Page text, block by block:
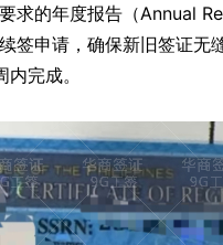
求的年度报告（Annual
签申请，确保新旧签证无
完成。